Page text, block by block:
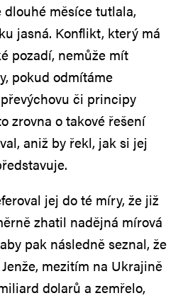
měsíce tutlala,
jasná. Konflikt, který má
pozadí, nemůže mít
pokud odmítáme
či principy
zrovna o takové řešení
aniž by řekl, jak si jej
jej do té míry, že již
zhatil nadějná mírová
pak následně seznal, že
mezitím na Ukrajině
dolarů a zemřelo,